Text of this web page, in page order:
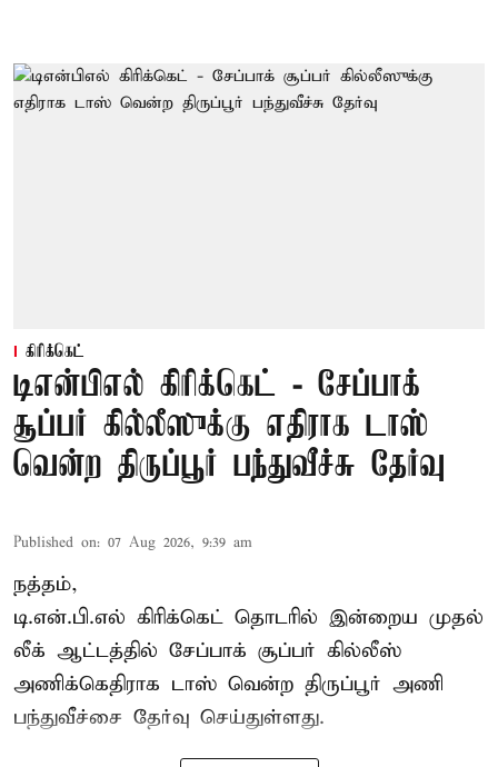
கிரிக்கெட்
டிஎன்பிஎல் கிரிக்கெட் - சேப்பாக்
சூப்பர் கில்லீஸுக்கு எதிராக டாஸ்
வென்ற திருப்பூர் பந்துவீச்சு தேர்வு
Published on: 07 Aug 2026, 9:39 am
நத்தம்,
டி.என்.பி.எல் கிரிக்கெட் தொடரில் இன்றைய முதல்
லீக் ஆட்டத்தில் சேப்பாக் சூப்பர் கில்லீஸ்
அணிக்கெதிராக டாஸ் வென்ற திருப்பூர் அணி
பந்துவீச்சை தேர்வு செய்துள்ளது.